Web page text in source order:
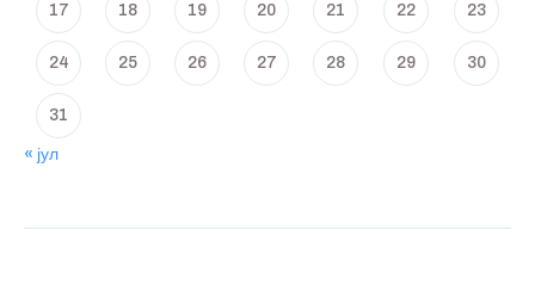
17 18 19 20 21 22 23
24 25 26 27 28 29 30
31
« јул